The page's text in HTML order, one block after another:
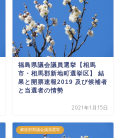
福島県議会議員選挙【相馬
市・相馬郡新地町選挙区】 結
果と開票速報2019 及び候補者
と当選者の情勢
2021年1月15日
都道府県議会議員選挙